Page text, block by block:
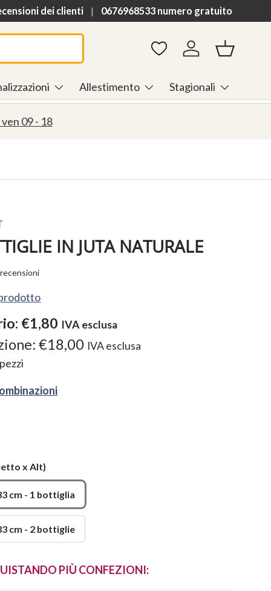
dei clienti 0676968533 numero gratuito
AccediCestino
Allestimento Stagionali
09 - 18
IN JUTA NATURALE
recensioni
€1,80 IVA esclusa
€18,00 IVA esclusa
x Alt)
cm - 1 bottiglia
cm - 2 bottiglie
PIÙ CONFEZIONI: